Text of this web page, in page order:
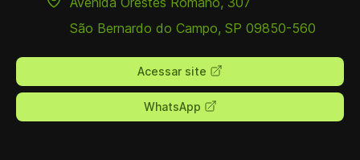
São Bernardo do Campo, SP 09850-560
Acessar site
WhatsApp